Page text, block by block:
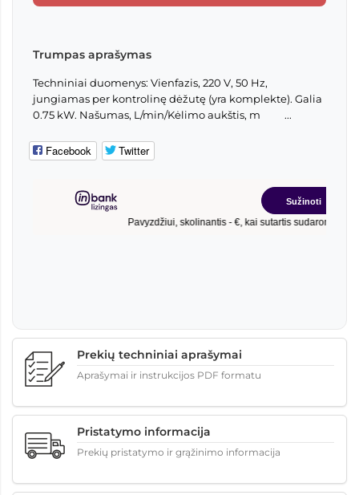
Trumpas aprašymas
Techniniai duomenys: Vienfazis, 220 V, 50 Hz,
jungiamas per kontrolinę dėžutę (yra komplekte). Galia
0.75 kW. Našumas, L/min/Kėlimo aukštis, m ...
Facebook Twitter
Prekių techniniai aprašymai
Aprašymai ir instrukcijos PDF formatu
Pristatymo informacija
Prekių pristatymo ir grąžinimo informacija